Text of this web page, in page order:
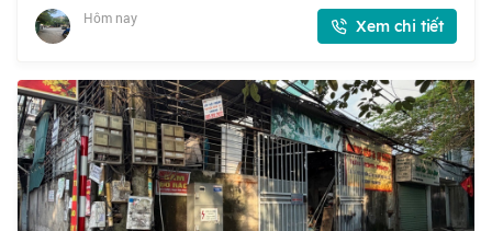
1 tầng, mặt tiền 5.6m. 💰 Nhỉn
Hôm nay Xem chi tiết